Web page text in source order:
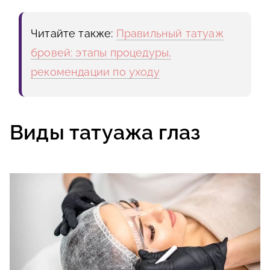
Читайте также: Правильный татуаж
бровей: этапы процедуры,
рекомендации по уходу
Виды татуажа глаз